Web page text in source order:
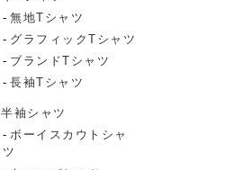
無地Tシャツ
グラフィックTシャツ
ブランドTシャツ
長袖Tシャツ
半袖シャツ
ボーイスカウトシャ
ツ